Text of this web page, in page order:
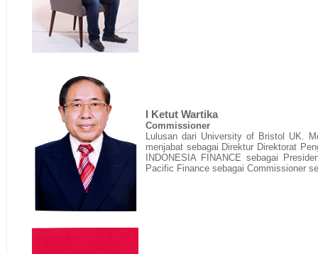
I Ketut Wartika
Commissioner
Lulusan dari University of Bristol UK.
menjabat sebagai Direktur Direktorat
INDONESIA FINANCE sebagai
Pacific Finance sebagai Commissioner